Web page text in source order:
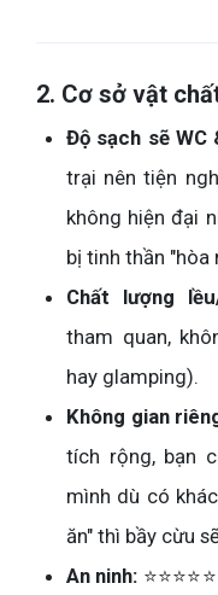
2. Cơ sở vật
Độ sạch sẽ WC
trại nên tiện
không hiện đại
bị tinh thần "hòa
Chất lượng
tham quan,
hay glamping).
Không gian
tích rộng, bạn
mình dù có
ăn" thì bầy cừu
An ninh: